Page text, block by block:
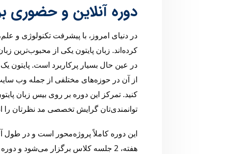
دوره آنلاین و حضوری
در دنیای امروز، با پیشرفت تکنولوژی و
کرده‌اند. زبان پایتون یکی از محبوب‌ترین
در عین حال بسیار پرکاربرد است. پایتون
از آن در حوزه‌های مختلفی از جمله وب
کنید. تمرکز این دوره بر روی بیس زبان
توانمندی‌تان گرایش تخصصی مد نظرتان را
این دوره کاملاً پروژه‌محور است و در